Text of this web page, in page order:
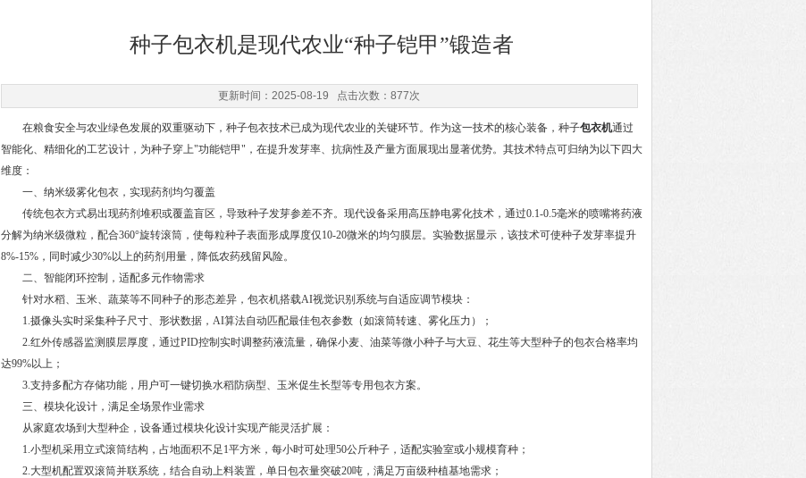
种子包衣机是现代农业“种子铠甲”锻造者
更新时间：2025-08-19 点击次数：877次
在粮食安全与农业绿色发展的双重驱动下，种子包衣技术已成为现代农业的关键环节。作为这一技术的核心装备，种子包衣机通过
智能化、精细化的工艺设计，为种子穿上"功能铠甲"，在提升发芽率、抗病性及产量方面展现出显著优势。其技术特点可归纳为以下四大
维度：
一、纳米级雾化包衣，实现药剂均匀覆盖
传统包衣方式易出现药剂堆积或覆盖盲区，导致种子发芽参差不齐。现代设备采用高压静电雾化技术，通过0.1-0.5毫米的喷嘴将药液
分解为纳米级微粒，配合360°旋转滚筒，使每粒种子表面形成厚度仅10-20微米的均匀膜层。实验数据显示，该技术可使种子发芽率提升
8%-15%，同时减少30%以上的药剂用量，降低农药残留风险。
二、智能闭环控制，适配多元作物需求
针对水稻、玉米、蔬菜等不同种子的形态差异，包衣机搭载AI视觉识别系统与自适应调节模块：
1.摄像头实时采集种子尺寸、形状数据，AI算法自动匹配最佳包衣参数（如滚筒转速、雾化压力）；
2.红外传感器监测膜层厚度，通过PID控制实时调整药液流量，确保小麦、油菜等微小种子与大豆、花生等大型种子的包衣合格率均
达99%以上；
3.支持多配方存储功能，用户可一键切换水稻防病型、玉米促生长型等专用包衣方案。
三、模块化设计，满足全场景作业需求
从家庭农场到大型种企，设备通过模块化设计实现产能灵活扩展：
1.小型机采用立式滚筒结构，占地面积不足1平方米，每小时可处理50公斤种子，适配实验室或小规模育种；
2.大型机配置双滚筒并联系统，结合自动上料装置，单日包衣量突破20吨，满足万亩级种植基地需求；